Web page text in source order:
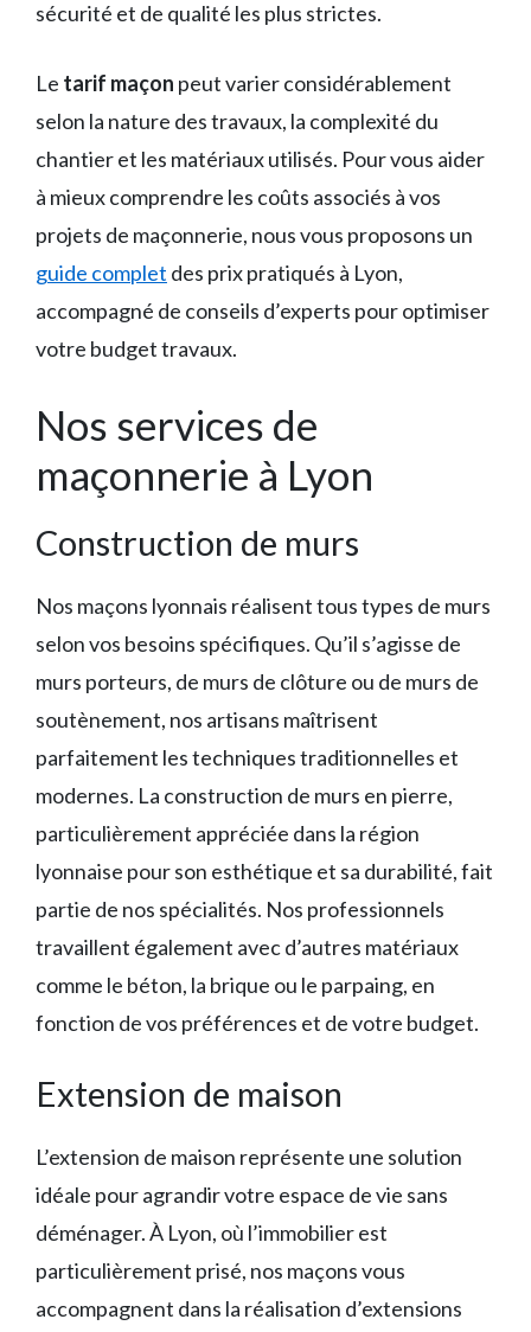
sécurité et de qualité les plus strictes.
Le tarif maçon peut varier considérablement
selon la nature des travaux, la complexité du
chantier et les matériaux utilisés. Pour vous aider
à mieux comprendre les coûts associés à vos
projets de maçonnerie, nous vous proposons un
guide complet des prix pratiqués à Lyon,
accompagné de conseils d’experts pour optimiser
votre budget travaux.
Nos services de
maçonnerie à Lyon
Construction de murs
Nos maçons lyonnais réalisent tous types de murs
selon vos besoins spécifiques. Qu’il s’agisse de
murs porteurs, de murs de clôture ou de murs de
soutènement, nos artisans maîtrisent
parfaitement les techniques traditionnelles et
modernes. La construction de murs en pierre,
particulièrement appréciée dans la région
lyonnaise pour son esthétique et sa durabilité, fait
partie de nos spécialités. Nos professionnels
travaillent également avec d’autres matériaux
comme le béton, la brique ou le parpaing, en
fonction de vos préférences et de votre budget.
Extension de maison
L’extension de maison représente une solution
idéale pour agrandir votre espace de vie sans
déménager. À Lyon, où l’immobilier est
particulièrement prisé, nos maçons vous
accompagnent dans la réalisation d’extensions